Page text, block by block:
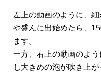
左上の動画のように、
や盛んに出始めたら、
ます。
一方、右上の動画のよ
し大きめの泡が吹き上